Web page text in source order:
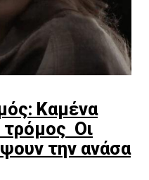
Καμένα
τρόμος Οι
την ανάσα